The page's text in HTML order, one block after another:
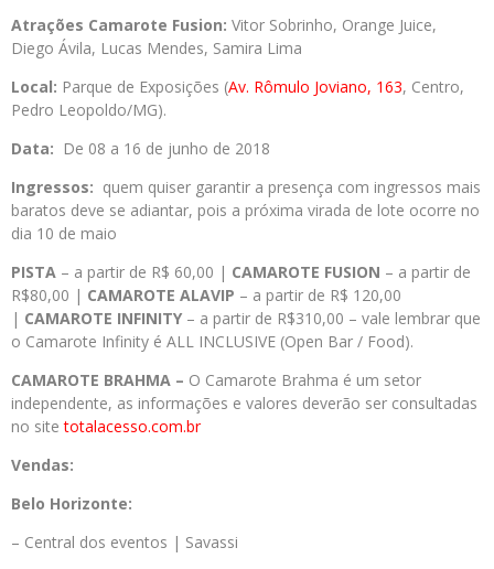
Atrações Camarote Fusion: Vitor Sobrinho, Orange Juice,
Diego Ávila, Lucas Mendes, Samira Lima
Local: Parque de Exposições (Av. Rômulo Joviano, 163, Centro,
Pedro Leopoldo/MG).
Data: De 08 a 16 de junho de 2018
Ingressos: quem quiser garantir a presença com ingressos mais
baratos deve se adiantar, pois a próxima virada de lote ocorre no
dia 10 de maio
PISTA – a partir de R$ 60,00 | CAMAROTE FUSION – a partir de
R$80,00 | CAMAROTE ALAVIP – a partir de R$ 120,00
| CAMAROTE INFINITY – a partir de R$310,00 – vale lembrar que
o Camarote Infinity é ALL INCLUSIVE (Open Bar / Food).
CAMAROTE BRAHMA – O Camarote Brahma é um setor
independente, as informações e valores deverão ser consultadas
no sitetotalacesso.com.br
Vendas:
Belo Horizonte:
– Central dos eventos | Savassi